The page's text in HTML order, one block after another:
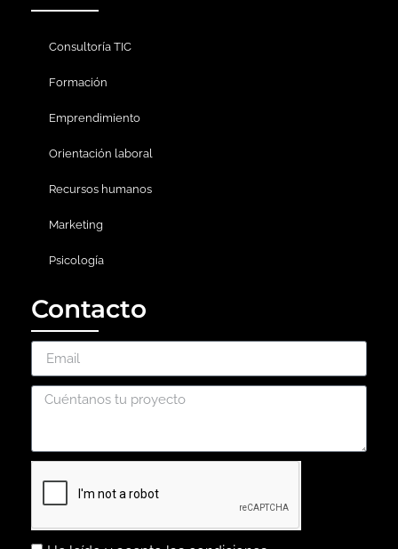
Consultoría TIC
Formación
Emprendimiento
Orientación laboral
Recursos humanos
Marketing
Psicología
Contacto